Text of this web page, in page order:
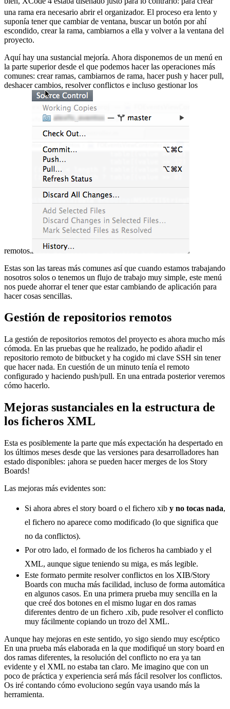
una rama era necesario abrir el organizador. El proceso era lento y
suponía tener que cambiar de ventana, buscar un botón por ahí
escondido, crear la rama, cambiarnos a ella y volver a la ventana del
proyecto.
Aquí hay una sustancial mejoría. Ahora disponemos de un menú en
la parte superior desde el que podemos hacer las operaciones más
comunes: crear ramas, cambiarnos de rama, hacer push y hacer pull,
deshacer cambios, resolver conflictos e incluso gestionar los
remotos.
Estas son las tareas más comunes así que cuando estamos trabajando
nosotros solos o tenemos un flujo de trabajo muy simple, este menú
nos puede ahorrar el tener que estar cambiando de aplicación para
hacer cosas sencillas.
Gestión de repositorios remotos
La gestión de repositorios remotos del proyecto es ahora mucho más
cómoda. En las pruebas que he realizado, he podido añadir el
repositorio remoto de bitbucket y ha cogido mi clave SSH sin tener
que hacer nada. En cuestión de un minuto tenía el remoto
configurado y haciendo push/pull. En una entrada posterior veremos
cómo hacerlo.
Mejoras sustanciales en la estructura de
los ficheros XML
Esta es posiblemente la parte que más expectación ha despertado en
los últimos meses desde que las versiones para desarrolladores han
estado disponibles: ¡ahora se pueden hacer merges de los Story
Boards!
Las mejoras más evidentes son:
Si ahora abres el story board o el fichero xib y no tocas nada,
el fichero no aparece como modificado (lo que significa que
no da conflictos).
Por otro lado, el formado de los ficheros ha cambiado y el
XML, aunque sigue teniendo su miga, es más legible.
Este formato permite resolver conflictos en los XIB/Story
Boards con mucha más facilidad, incluso de forma automática
en algunos casos. En una primera prueba muy sencilla en la
que creé dos botones en el mismo lugar en dos ramas
diferentes dentro de un fichero .xib, pude resolver el conflicto
muy fácilmente copiando un trozo del XML.
Aunque hay mejoras en este sentido, yo sigo siendo muy escéptico
En una prueba más elaborada en la que modifiqué un story board en
dos ramas diferentes, la resolución del conflicto no era ya tan
evidente y el XML no estaba tan claro. Me imagino que con un
poco de práctica y experiencia será más fácil resolver los conflictos.
Os iré contando cómo evoluciono según vaya usando más la
herramienta.